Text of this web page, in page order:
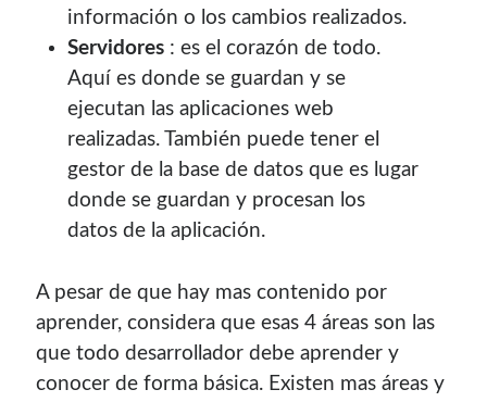
información o los cambios realizados.
Servidores : es el corazón de todo.
Aquí es donde se guardan y se
ejecutan las aplicaciones web
realizadas. También puede tener el
gestor de la base de datos que es lugar
donde se guardan y procesan los
datos de la aplicación.
A pesar de que hay mas contenido por
aprender, considera que esas 4 áreas son las
que todo desarrollador debe aprender y
conocer de forma básica. Existen mas áreas y